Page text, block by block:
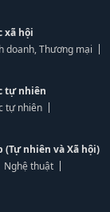
xã hội
doanh, Thương mại
tự nhiên
tự nhiên
nhiên và Xã hội)
Nghệ thuật